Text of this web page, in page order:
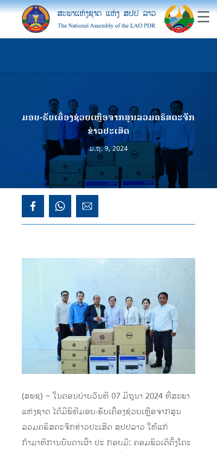
ມອບ-ຮັບເຄື່ອງຊ່ວຍເຫຼືອຈາກສູນລວມຄຣິສຕະຈັກ
ຂ່າວປະເສີດ
ມ.ຖ. 9, 2024
(ສພຊ) – ໃນຕອນບ່າຍວັນທີ 07 ມິຖຸນາ 2024 ທີ່ສະພາ
ແຫ່ງຊາດ ໄດ້ມີພິທີມອບ-ຮັບເຄື່ອງຊ່ວຍເຫຼືອຈາກສູນ
ລວມຄຣິສຕະຈັກຂ່າວປະເສີດ ສປປລາວ ໃຫ້ແກ່
ກຳມາທິການບັນດາເຜົ່າ ປະ ກອບມີ: ຄອມພິວເຕີຕັ້ງໂຕະ